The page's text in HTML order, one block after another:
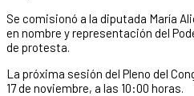
Se comisionó a la diputada María
en nombre y representación del
de protesta.
La próxima sesión del Pleno del
17 de noviembre, a las 10:00 horas.